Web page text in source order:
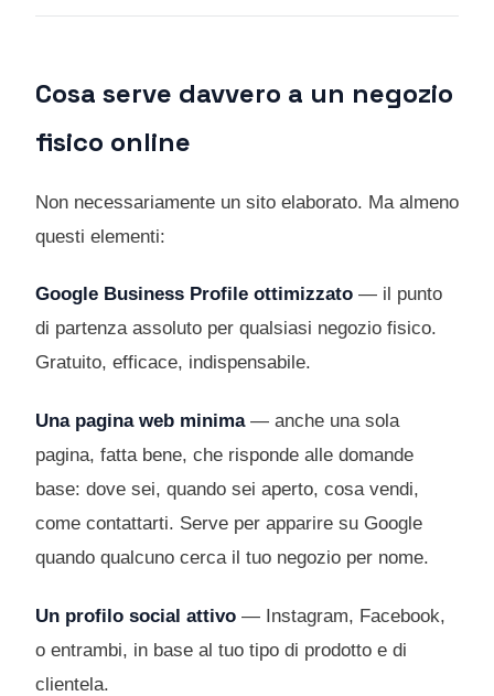
Cosa serve davvero a un negozio
fisico online
Non necessariamente un sito elaborato. Ma almeno
questi elementi:
Google Business Profile ottimizzato — il punto
di partenza assoluto per qualsiasi negozio fisico.
Gratuito, efficace, indispensabile.
Una pagina web minima— anche una sola
pagina, fatta bene, che risponde alle domande
base: dove sei, quando sei aperto, cosa vendi,
come contattarti. Serve per apparire su Google
quando qualcuno cerca il tuo negozio per nome.
Un profilo social attivo — Instagram, Facebook,
o entrambi, in base al tuo tipo di prodotto e di
clientela.